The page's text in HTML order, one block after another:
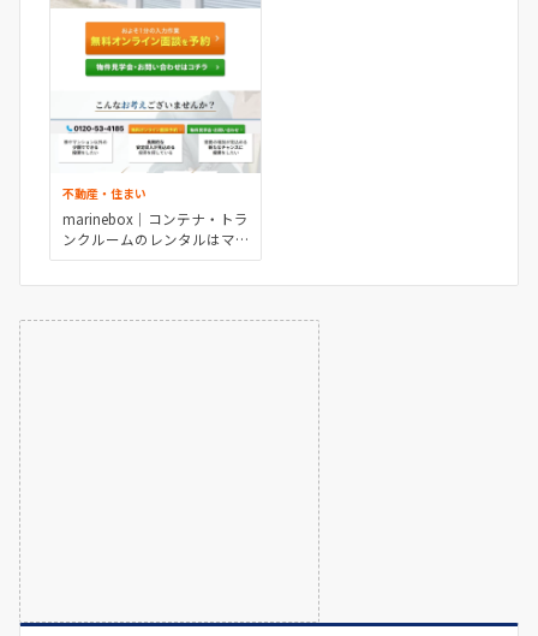
不動産・住まい
marinebox｜コンテナ・トラ
ンクルームのレンタルはマ
リンボックス